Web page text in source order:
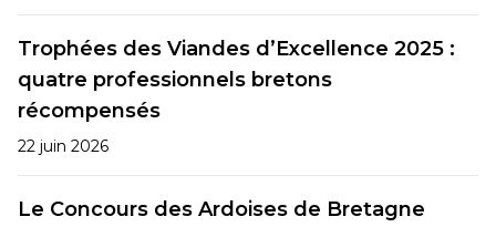
Trophées des Viandes d’Excellence 2025 :
quatre professionnels bretons
récompensés
22 juin 2026
Le Concours des Ardoises de Bretagne